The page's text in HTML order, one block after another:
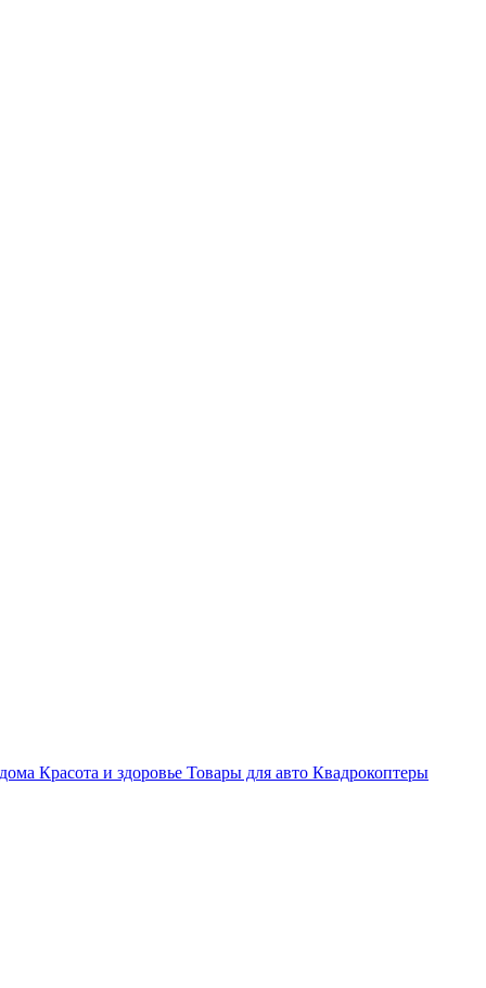
Красота и здоровье Товары для авто Квадрокоптеры